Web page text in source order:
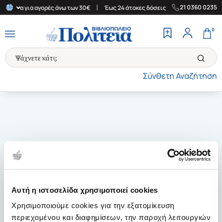
Αυτή η ιστοσελίδα χρησιμοποιεί cookies
Χρησιμοποιούμε cookies για την εξατομίκευση
περιεχομένου και διαφημίσεων, την παροχή λειτουργιών
για αγορές άνω των 30€ Έως 24 άτοκες δόσεις | Δωρεάν
21 0360 0235
Σύνθετη Αναζήτηση
0